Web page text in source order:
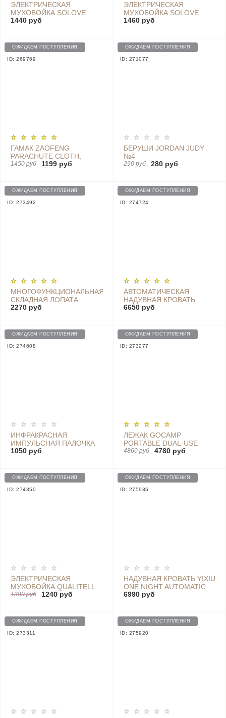
ЭЛЕКТРИЧЕСКАЯ
МУХОБОЙКА SOLOVE
ELECTRIC SWATTER P1
1440 руб
ЭЛЕКТРИЧЕСКАЯ
МУХОБОЙКА SOLOVE
ELECTRIC SWATTER P1
1460 руб
ОЖИДАЕМ ПОСТУПЛЕНИЯ
ID: 269769
ГАМАК ZAOFENG
PARACHUTE CLOTH,
BLUE-GREEN
1450 руб 1199 руб
ОЖИДАЕМ ПОСТУПЛЕНИЯ
ID: 271077
БЕРУШИ JORDAN JUDY
№4
290 руб 280 руб
ОЖИДАЕМ ПОСТУПЛЕНИЯ
ID: 273492
МНОГОФУНКЦИОНАЛЬНАЯ
СКЛАДНАЯ ЛОПАТА
NEXTOOL NE20033
2270 руб
ОЖИДАЕМ ПОСТУПЛЕНИЯ
ID: 274724
АВТОМАТИЧЕСКАЯ
НАДУВНАЯ КРОВАТЬ
INFLATABLE LEISURE BED
6650 руб
ОЖИДАЕМ ПОСТУПЛЕНИЯ
ID: 274608
ИНФРАКРАСНАЯ
ИМПУЛЬСНАЯ ПАЛОЧКА
ДЛЯ СНЯТИЯ ЗУДА
1050 руб
ОЖИДАЕМ ПОСТУПЛЕНИЯ
ID: 273277
ЛЕЖАК GOCAMP
PORTABLE DUAL-USE
RECLINER BED - OBS1009
4860 руб 4780 руб
ОЖИДАЕМ ПОСТУПЛЕНИЯ
ID: 274350
ЭЛЕКТРИЧЕСКАЯ
МУХОБОЙКА QUALITELL
ELECTRIC MOSQUITO
1380 руб 1240 руб
ОЖИДАЕМ ПОСТУПЛЕНИЯ
ID: 275936
НАДУВНАЯ КРОВАТЬ YIXIU
ONE NIGHT AUTOMATIC
INFLATABLE BED BROWN -
6990 руб
ОЖИДАЕМ ПОСТУПЛЕНИЯ
ID: 273311
ОЖИДАЕМ ПОСТУПЛЕНИЯ
ID: 275920